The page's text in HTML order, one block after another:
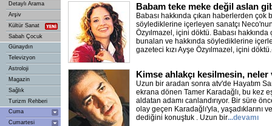
Detaylı Arama
Arşiv
Kültür Sanat
Sabah Çocuk
Günaydın
Televizyon
Astroloji
Magazin
Sağlık
Turizm Rehberi
Cuma
Cumartesi
Babam teke meke değil aslan
Babası hakkında çıkan haberlerden çok
söylediklerine içerleyen sanatçı
Özyılmazel, içini döktü. Babası
bunalan ve hakkında söylediklerine
gazeteci kızı Ayşe Özyılmazel, içini
Kimse ahlakçı kesilmesin,
Uzun bir aradan sonra atv'de Hayatım
ekrana dönen Tamer Karadağlı, bu kez
aldatan adamı canlandırıyor. Bir süre
olay geçen Karadağlı'yla, yaşadıklarını
dediğini konuştuk . Uzun bir...devamı